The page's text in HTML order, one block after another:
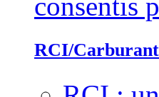
RCI/